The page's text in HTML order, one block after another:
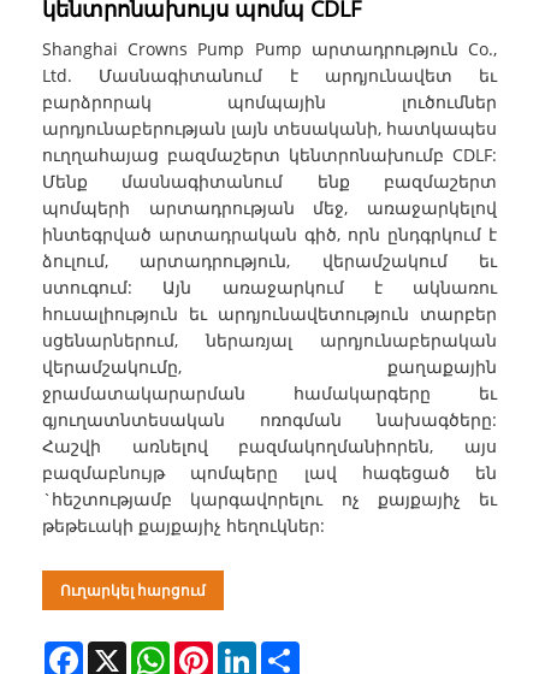
կենտրոնախույս պոմպ CDLF
Shanghai Crowns Pump Pump արտադրություն Co.,
Ltd. Մասնագիտանում է արդյունավետ եւ
բարձրորակ պոմպային լուծումներ
արդյունաբերության լայն տեսականի, հատկապես
ուղղահայաց բազմաշերտ կենտրոնախումբ CDLF:
Մենք մասնագիտանում ենք բազմաշերտ
պոմպերի արտադրության մեջ, առաջարկելով
ինտեգրված արտադրական գիծ, ​​որն ընդգրկում է
ձուլում, արտադրություն, վերամշակում եւ
ստուգում: Այն առաջարկում է ակնառու
հուսալիություն եւ արդյունավետություն տարբեր
սցենարներում, ներառյալ արդյունաբերական
վերամշակումը, քաղաքային
ջրամատակարարման համակարգերը եւ
գյուղատնտեսական ոռոգման նախագծերը:
Հաշվի առնելով բազմակողմանիորեն, այս
բազմաբնույթ պոմպերը լավ հագեցած են
`հեշտությամբ կարգավորելու ոչ քայքայիչ եւ
թեթեւակի քայքայիչ հեղուկներ:
Ուղարկել հարցում
Facebook
X WhatsAppPinterestLinkedIn